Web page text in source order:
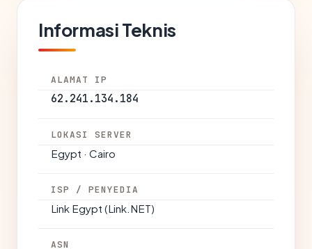
Informasi Teknis
ALAMAT IP
62.241.134.184
LOKASI SERVER
Egypt · Cairo
ISP / PENYEDIA
Link Egypt (Link.NET)
ASN